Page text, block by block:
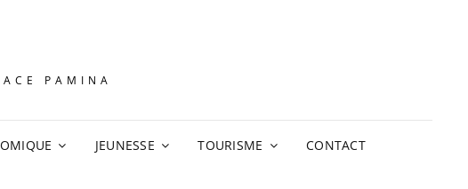
PAMINA
JEUNESSE TOURISME CONTACT